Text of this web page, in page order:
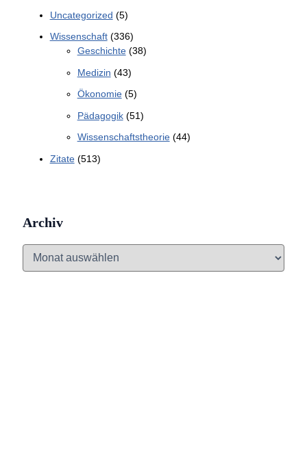
Uncategorized (5)
Wissenschaft(336)
Geschichte(38)
Medizin (43)
Ökonomie(5)
Pädagogik(51)
Wissenschaftstheorie(44)
Zitate(513)
Archiv